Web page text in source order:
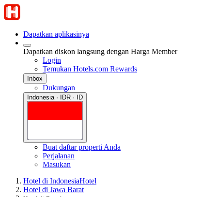
Dapatkan aplikasinya
Dapatkan diskon langsung dengan Harga Member
Login
Temukan Hotels.com Rewards
Inbox
Dukungan
Indonesia · IDR · ID
Buat daftar properti Anda
Perjalanan
Masukan
Hotel di IndonesiaHotel
Hotel di Jawa Barat